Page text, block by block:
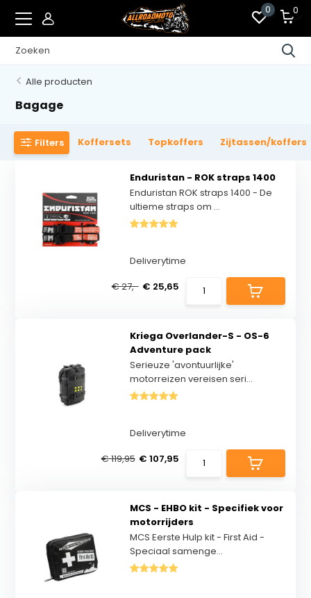
0 0
Alle producten
Bagage
Filters Koffersets Topkoffers Zijtassen/koffers
Enduristan - ROK straps 1400
Enduristan ROK straps 1400 - De
ultieme straps om ...
Deliverytime
€ 27,- € 25,65
Kriega Overlander-S - OS-6
Adventure pack
Serieuze 'avontuurlijke'
motorreizen vereisen seri...
Deliverytime
€ 119,95 € 107,95
MCS - EHBO kit - Specifiek voor
motorrijders
MCS Eerste Hulp kit - First Aid -
Speciaal samenge...